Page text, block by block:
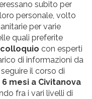
subito per
personale, volto
per varie
quali preferite
colloquio con esperti
di informazioni da
il corso di
mesi a Civitanova
fra i vari livelli di